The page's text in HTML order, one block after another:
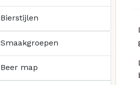
Bierstijlen
Smaakgroepen
Beer map